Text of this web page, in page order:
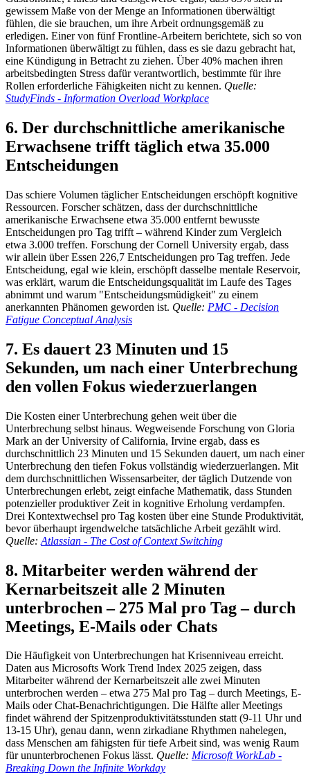
gewissem Maße von der Menge an Informationen überwältigt
fühlen, die sie brauchen, um ihre Arbeit ordnungsgemäß zu
erledigen. Einer von fünf Frontline-Arbeitern berichtete, sich so von
Informationen überwältigt zu fühlen, dass es sie dazu gebracht hat,
eine Kündigung in Betracht zu ziehen. Über 40% machen ihren
arbeitsbedingten Stress dafür verantwortlich, bestimmte für ihre
Rollen erforderliche Fähigkeiten nicht zu kennen. Quelle:
StudyFinds - Information Overload Workplace
6. Der durchschnittliche amerikanische
Erwachsene trifft täglich etwa 35.000
Entscheidungen
Das schiere Volumen täglicher Entscheidungen erschöpft kognitive
Ressourcen. Forscher schätzen, dass der durchschnittliche
amerikanische Erwachsene etwa 35.000 entfernt bewusste
Entscheidungen pro Tag trifft – während Kinder zum Vergleich
etwa 3.000 treffen. Forschung der Cornell University ergab, dass
wir allein über Essen 226,7 Entscheidungen pro Tag treffen. Jede
Entscheidung, egal wie klein, erschöpft dasselbe mentale Reservoir,
was erklärt, warum die Entscheidungsqualität im Laufe des Tages
abnimmt und warum "Entscheidungsmüdigkeit" zu einem
anerkannten Phänomen geworden ist. Quelle: PMC - Decision
Fatigue Conceptual Analysis
7. Es dauert 23 Minuten und 15
Sekunden, um nach einer Unterbrechung
den vollen Fokus wiederzuerlangen
Die Kosten einer Unterbrechung gehen weit über die
Unterbrechung selbst hinaus. Wegweisende Forschung von Gloria
Mark an der University of California, Irvine ergab, dass es
durchschnittlich 23 Minuten und 15 Sekunden dauert, um nach einer
Unterbrechung den tiefen Fokus vollständig wiederzuerlangen. Mit
dem durchschnittlichen Wissensarbeiter, der täglich Dutzende von
Unterbrechungen erlebt, zeigt einfache Mathematik, dass Stunden
potenzieller produktiver Zeit in kognitive Erholung verdampfen.
Drei Kontextwechsel pro Tag kosten über eine Stunde Produktivität,
bevor überhaupt irgendwelche tatsächliche Arbeit gezählt wird.
Quelle: Atlassian - The Cost of Context Switching
8. Mitarbeiter werden während der
Kernarbeitszeit alle 2 Minuten
unterbrochen – 275 Mal pro Tag – durch
Meetings, E-Mails oder Chats
Die Häufigkeit von Unterbrechungen hat Krisenniveau erreicht.
Daten aus Microsofts Work Trend Index 2025 zeigen, dass
Mitarbeiter während der Kernarbeitszeit alle zwei Minuten
unterbrochen werden – etwa 275 Mal pro Tag – durch Meetings, E-
Mails oder Chat-Benachrichtigungen. Die Hälfte aller Meetings
findet während der Spitzenproduktivitätsstunden statt (9-11 Uhr und
13-15 Uhr), genau dann, wenn zirkadiane Rhythmen nahelegen,
dass Menschen am fähigsten für tiefe Arbeit sind, was wenig Raum
für ununterbrochenen Fokus lässt. Quelle: Microsoft WorkLab -
Breaking Down the Infinite Workday